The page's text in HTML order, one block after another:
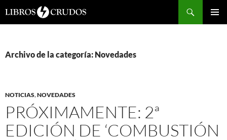
Archivo de la categoría: Novedades
NOTICIAS,NOVEDADES
PRÓXIMAMENTE: 2ª
EDICIÓN DE ‘COMBUSTIÓN